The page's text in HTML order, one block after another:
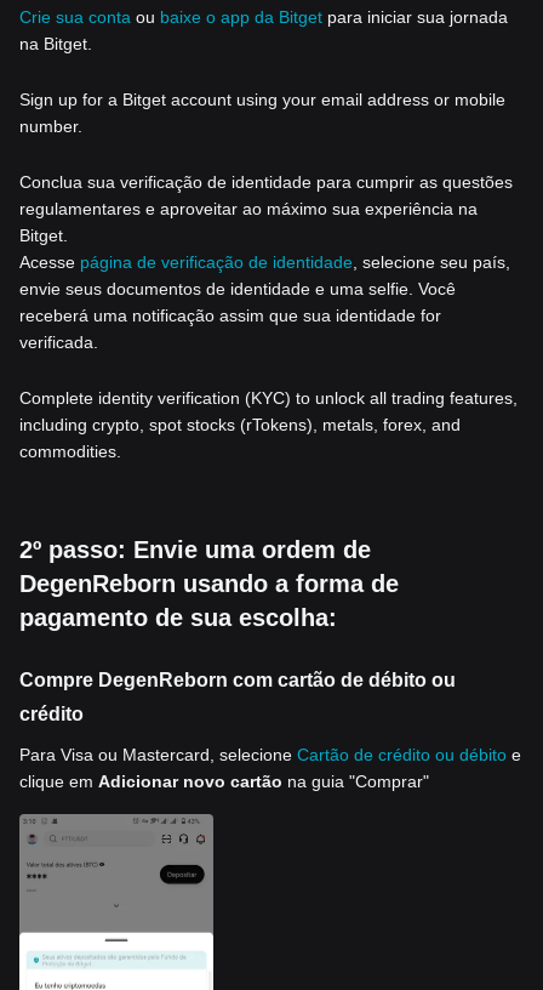
Crie sua conta ou baixe o app da Bitget para iniciar sua jornada
na Bitget.
Sign up for a Bitget account using your email address or mobile
number.
Conclua sua verificação de identidade para cumprir as questões
regulamentares e aproveitar ao máximo sua experiência na
Bitget.
Acesse página de verificação de identidade , selecione seu país,
envie seus documentos de identidade e uma selfie. Você
receberá uma notificação assim que sua identidade for
verificada.
Complete identity verification (KYC) to unlock all trading features,
including crypto, spot stocks (rTokens), metals, forex, and
commodities.
2º passo: Envie uma ordem de
DegenReborn usando a forma de
pagamento de sua escolha:
Compre DegenReborn com cartão de débito ou
crédito
Para Visa ou Mastercard, selecione Cartão de crédito ou débito e
clique em Adicionar novo cartão na guia "Comprar"